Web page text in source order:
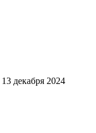
13 декабря 2024